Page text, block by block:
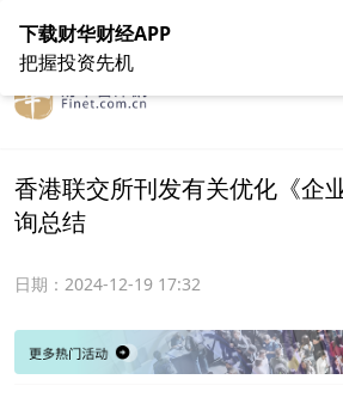
在线客服 关于我们
香港联交所刊发有关优化《企
询总结
日期： 2024-12-19 17:32
下载财华财经APP
把握投资先机